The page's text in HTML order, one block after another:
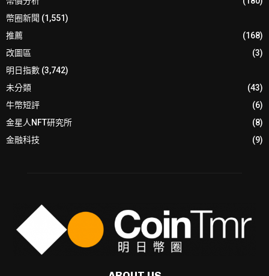
幣圈新聞 (1,551)
推薦
(168)
改圖區
(3)
明日指數 (3,742)
未分類
(43)
牛幣短評
(6)
金星人NFT研究所
(8)
金融科技
(9)